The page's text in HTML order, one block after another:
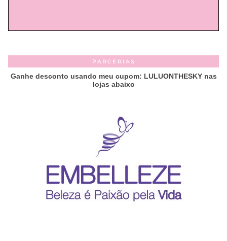
PARCERIAS
Ganhe desconto usando meu cupom: LULUONTHESKY nas
lojas abaixo